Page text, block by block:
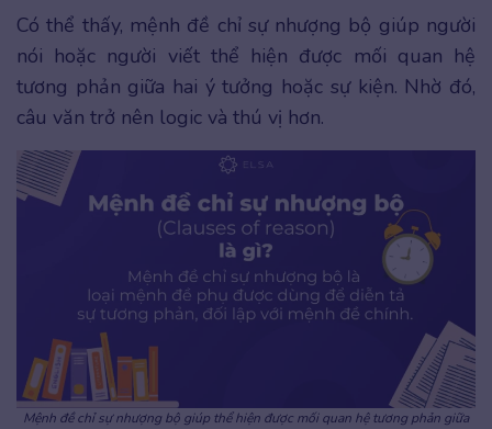
Có thể thấy, mệnh đề chỉ sự nhượng bộ giúp người
nói hoặc người viết thể hiện được mối quan hệ
tương phản giữa hai ý tưởng hoặc sự kiện. Nhờ đó,
câu văn trở nên logic và thú vị hơn.
Mệnh đề chỉ sự nhượng bộ giúp thể hiện được mối quan hệ tương phản giữa